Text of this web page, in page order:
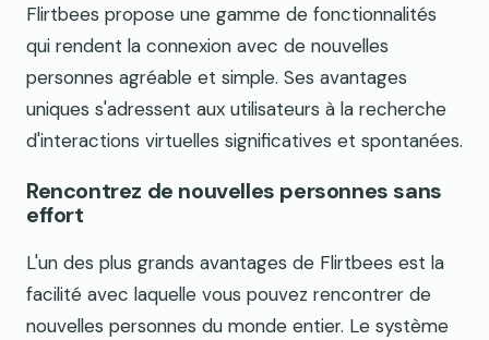
Flirtbees propose une gamme de fonctionnalités
qui rendent la connexion avec de nouvelles
personnes agréable et simple. Ses avantages
uniques s'adressent aux utilisateurs à la recherche
d'interactions virtuelles significatives et spontanées.
Rencontrez de nouvelles personnes sans
effort
L'un des plus grands avantages de Flirtbees est la
facilité avec laquelle vous pouvez rencontrer de
nouvelles personnes du monde entier. Le système